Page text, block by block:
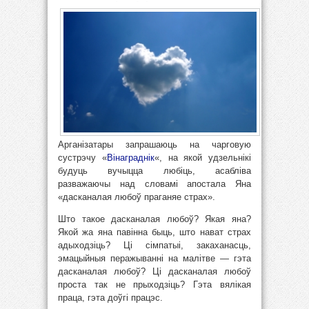
Арганізатары запрашаюць на чарговую
сустрэчу «Вінаграднік«, на якой удзельнікі
будуць вучыцца любіць, асабліва
разважаючы над словамі апостала Яна
«дасканалая любоў праганяе страх».
Што такое дасканалая любоў? Якая яна?
Якой жа яна павінна быць, што нават страх
адыходзіць? Ці сімпатыі, закаханасць,
эмацыйныя перажыванні на малітве — гэта
дасканалая любоў? Ці дасканалая любоў
проста так не прыходзіць? Гэта вялікая
праца, гэта доўгі працэс.